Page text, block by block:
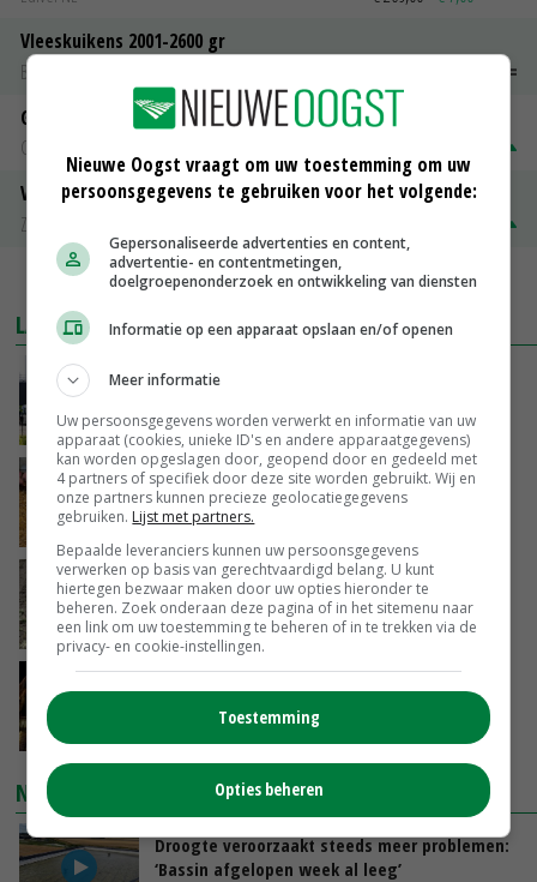
Vleeskuikens 2001-2600 gr
Barneveld
Gerst
Groningen
Volle melkpoeder
Zuivel NL
MEER MARKTPRIJZEN
LAATSTE NIEUWS
Gemiddelde Europese melkprijs daalt licht in
GISTEREN, 17:04
Frans onderzoekcentrum bestrijkt hele
varkensvleesketen
GISTEREN, 15:29
Emmeloord noteert eerste zaaiuien op
maximaal 20 euro
GISTEREN, 14:59
Apeldoorn zetten de trend
NIEUWSTE VIDEO'S
Droogte veroorzaakt steeds meer problemen:
‘Bassin afgelopen week al leeg’
Nieuwe Oogst vraagt om uw toestemming om uw
persoonsgegevens te gebruiken voor het volgende:
Gepersonaliseerde advertenties en content,
advertentie- en contentmetingen,
doelgroepenonderzoek en ontwikkeling van diensten
Informatie op een apparaat opslaan en/of openen
Meer informatie
Uw persoonsgegevens worden verwerkt en informatie van uw
apparaat (cookies, unieke ID's en andere apparaatgegevens)
kan worden opgeslagen door, geopend door en gedeeld met
4 partners of specifiek door deze site worden gebruikt. Wij en
onze partners kunnen precieze geolocatiegegevens
gebruiken. Lijst met partners.
Bepaalde leveranciers kunnen uw persoonsgegevens
verwerken op basis van gerechtvaardigd belang. U kunt
hiertegen bezwaar maken door uw opties hieronder te
beheren. Zoek onderaan deze pagina of in het sitemenu naar
een link om uw toestemming te beheren of in te trekken via de
privacy- en cookie-instellingen.
Toestemming
Opties beheren